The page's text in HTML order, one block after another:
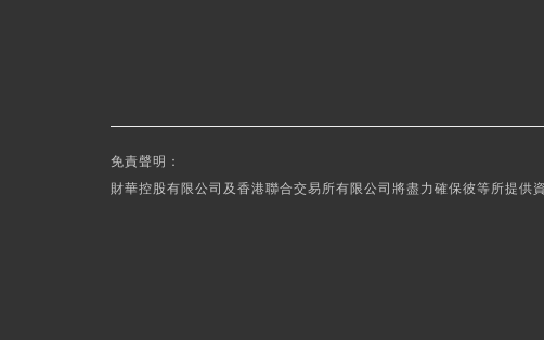
免責聲明：
財華控股有限公司及香港聯合交易所有限公司將盡力確保彼等所提供